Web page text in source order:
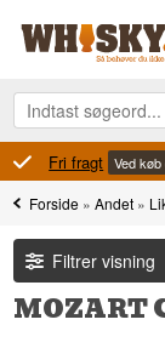
Forside »Andet »
Filtrer visning
MOZART